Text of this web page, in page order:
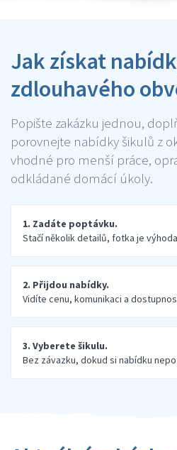
Jak získat
zdlouhavého
Popište zakázku jednou,
porovnejte nabídky šikulů z
vhodné pro menší práce,
odkládané domácí úkoly.
1. Zadáte poptávku.
Stačí několik detailů, fotka je
2. Přijdou nabídky.
Vidíte cenu, komunikaci a
3. Vyberete šikulu.
Bez závazku, dokud si nabídku